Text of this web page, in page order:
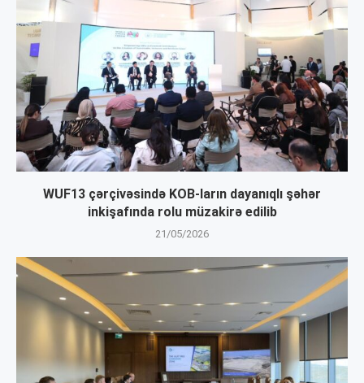
WUF13 çərçivəsində KOB-ların dayanıqlı şəhər
inkişafında rolu müzakirə edilib
21/05/2026